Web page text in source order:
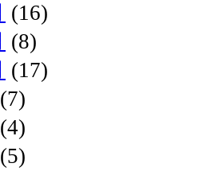
(16)
(8)
(17)
(7)
(4)
(5)